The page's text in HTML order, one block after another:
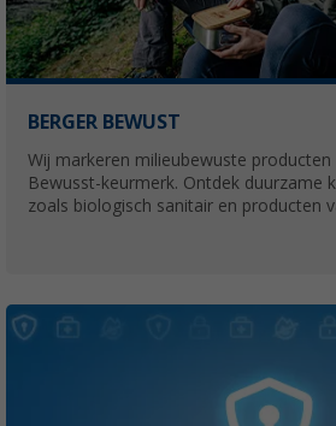
BERGER BEWUST
Wij markeren milieubewuste
Bewusst-keurmerk. Ontdek duurzame
zoals biologisch sanitair en producten